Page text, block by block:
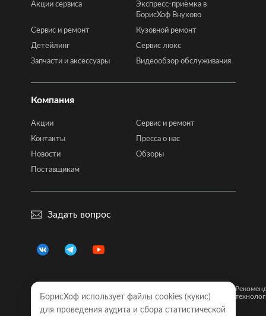
Акции сервиса
Экспресс-приёмка в
БорисХоф Внуково
Сервис и ремонт
Кузовной ремонт
Детейлинг
Сервис люкс
Запчасти и аксессуары
Видеообзор обслуживания
Компания
Акции
Сервис и ремонт
Контакты
Пресса о нас
Новости
Обзоры
Поставщикам
Задать вопрос
Правовая
информация
конфиденциальности
сайта
БорисХоф использует файлы cookies (кукиc)
для проведения аудита и сбора статистической